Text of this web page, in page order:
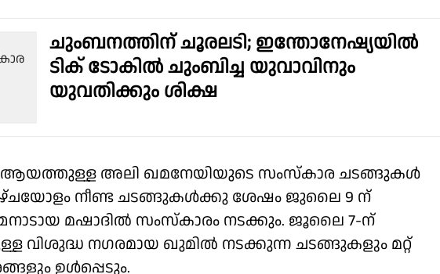
ചുംബനത്തിന് ചൂരലടി; ഇന്തോനേഷ്യയിൽ
ടിക് ടോകിൽ ചുംബിച്ച യുവാവിനും
യുവതിക്കും ശിക്ഷ
അലി ഖമനേയിയുടെ സംസ്‌കാര ചടങ്ങുകള്‍
നീണ്ട ചടങ്ങുകള്‍ക്കു ശേഷം ജുലൈ 9 ന്
മഷാദില്‍ സംസ്‌കാരം നടക്കും. ജൂലൈ 7-ന്
വിശുദ്ധ നഗരമായ ഖുമില്‍ നടക്കുന്ന ചടങ്ങുകളും മറ്റ്
ഉള്‍പ്പെടും.